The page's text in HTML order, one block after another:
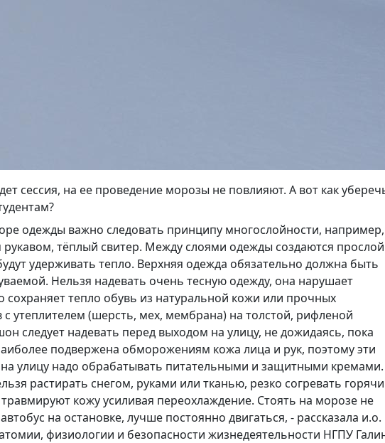
сессия, на ее проведение морозы не повлияют. А вот как
одежды важно следовать принципу многослойности, например,
тёплый свитер. Между слоями одежды создаются
удерживать тепло. Верхняя одежда обязательно должна быть
Нельзя надевать очень тесную одежду, она нарушает
тепло обувь из натуральной кожи или прочных
с утеплителем (шерсть, мех, мембрана) на толстой, рифленой
следует надевать перед выходом на улицу, не дожидаясь, пока
подвержена обморожениям кожа лица и рук, поэтому эти
улицу надо обрабатывать питательными и защитными кремами.
растирать снегом, руками или тканью, резко согревать
кожу усиливая переохлаждение. Стоять на морозе не
на остановке, лучше постоянно двигаться, - рассказала и.о.
физиологии и безопасности жизнедеятельности НГПУ